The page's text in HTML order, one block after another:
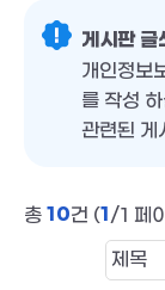
게시판 글
개인정보
를 작성
관련된 게
총 10건 (1/1 페